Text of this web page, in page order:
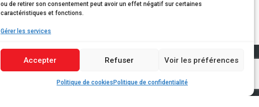
ou de retirer son consentement peut avoir un effet négatif sur certaines
caractéristiques et fonctions.
Gérer les services
Accepter Refuser Voir les préférences
Politique de cookies Politique de confidentialité
CONTACT
Rendez-vous - tél. 28 22 43-333